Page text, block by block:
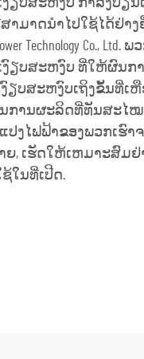
ງົຽບສະຫງົບ ກຳລັງປ່ຽ
ມາດນຳໄປໃຊ້ໄດ້ຢ່າງຍື່
Power Technology Co.,
ງົຽບສະຫງົບ ທີ່ໃຫ້ຜົນກ
ຽບສະຫງົບເຖິງຂັ້ນທີ່ເ
ານຜະລິດທີ່ທັນສະໄໝ
ປງໄຟຟ້າຂອງພວກເຮົ
ຍ, ເຮັດໃຫ້ເຫມາະສົມ
ໃນທີ່ເປີດ.